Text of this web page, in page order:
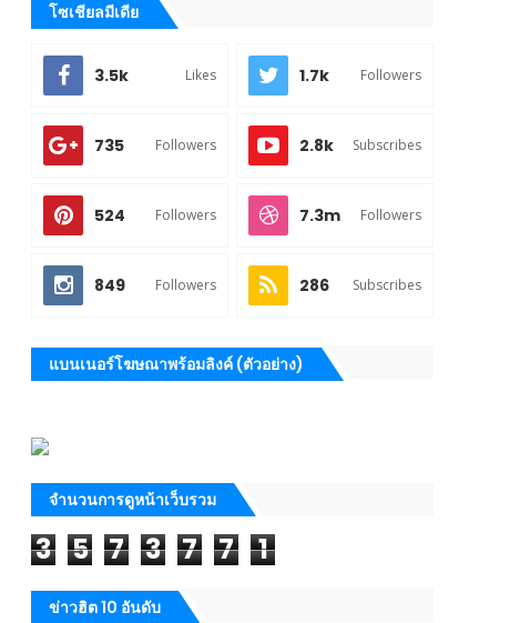
โซเชียลมีเดีย
3.5k Likes 1.7k Followers
735 Followers 2.8k Subscribes
524 Followers 7.3m Followers
849 Followers 286 Subscribes
แบนเนอร์โฆษณาพร้อมลิงค์ (ตัวอย่าง)
จำนวนการดูหน้าเว็บรวม
3 5 7 3 7 7 1
ข่าวฮิต 10 อันดับ